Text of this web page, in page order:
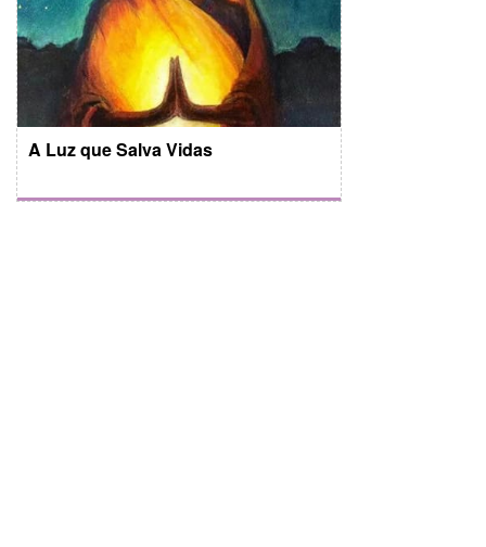
A Luz que Salva Vidas